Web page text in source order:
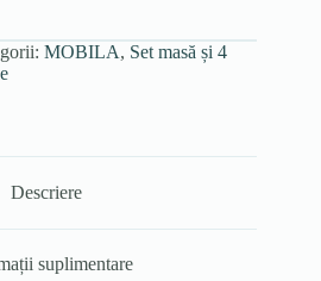
MOBILA, Set masă și 4
Descriere
suplimentare